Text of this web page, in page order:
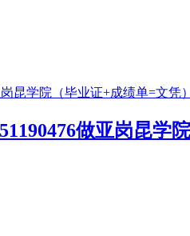
做亚岗昆